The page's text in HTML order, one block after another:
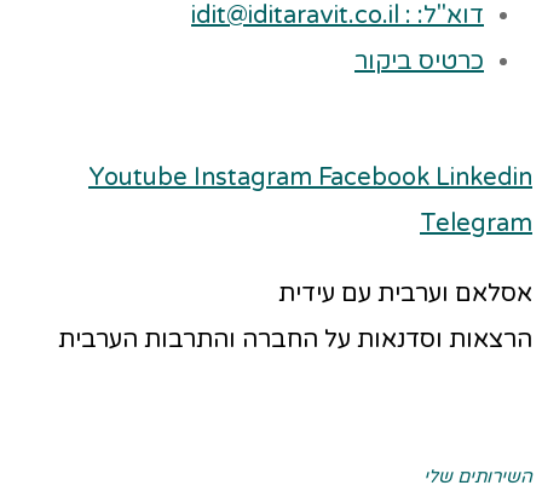
דוא"ל: : idit@iditaravit.co.il
כרטיס ביקור
Youtube Instagram Facebook Linkedin
Telegram
אסלאם וערבית עם עידית
הרצאות וסדנאות על החברה והתרבות הערבית
השירותים שלי